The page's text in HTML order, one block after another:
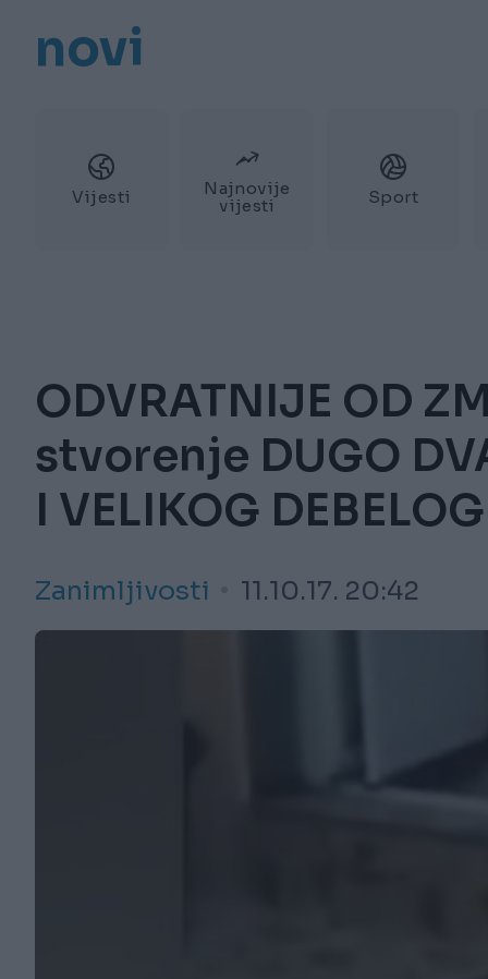
novi
Vijesti
Najnovije
vijesti
Sport
ODVRATNIJE OD
stvorenje DUGO
I VELIKOG
Zanimljivosti 11.10.17. 20:42